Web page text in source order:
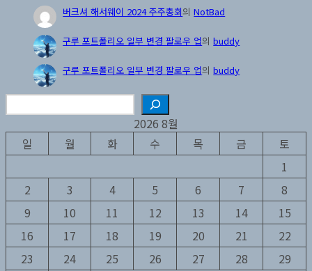
버크셔 해서웨이 2024 주주총회의NotBad
구루 포트폴리오 일부 변경 팔로우 업의buddy
구루 포트폴리오 일부 변경 팔로우 업의buddy
색
2026 8월
일
월 화 수 목 금
토
1
2
3 4 5 6 7
8
9
10 11 12 13 14
15
16
17 18 19 20 21
22
23
24 25 26 27 28
29